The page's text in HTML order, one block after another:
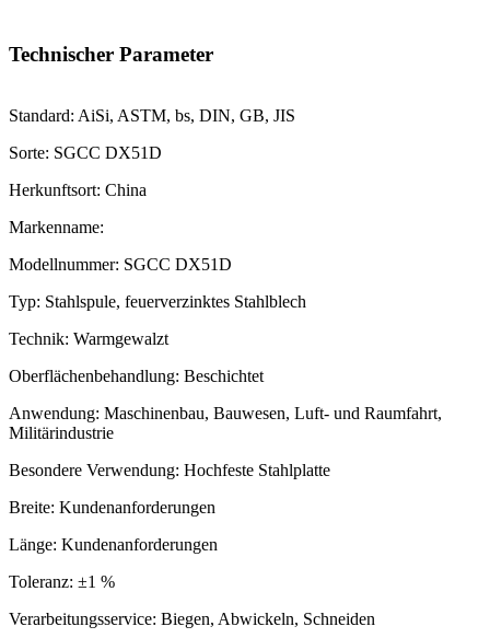
Technischer Parameter
Standard: AiSi, ASTM, bs, DIN, GB, JIS
Sorte: SGCC DX51D
Herkunftsort: China
Markenname:
Modellnummer: SGCC DX51D
Typ: Stahlspule, feuerverzinktes Stahlblech
Technik: Warmgewalzt
Oberflächenbehandlung: Beschichtet
Anwendung: Maschinenbau, Bauwesen, Luft- und Raumfahrt,
Militärindustrie
Besondere Verwendung: Hochfeste Stahlplatte
Breite: Kundenanforderungen
Länge: Kundenanforderungen
Toleranz: ±1 %
Verarbeitungsservice: Biegen, Abwickeln, Schneiden